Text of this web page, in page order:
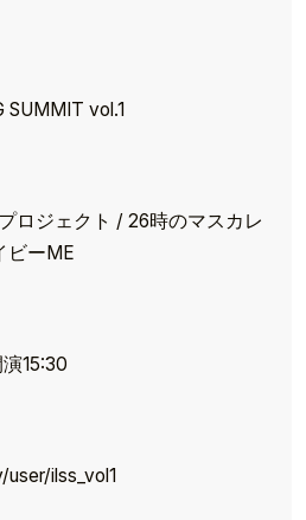
SUMMIT vol.1
ロジェクト / 26時のマスカレ
ビーME
15:30
ilss_vol1